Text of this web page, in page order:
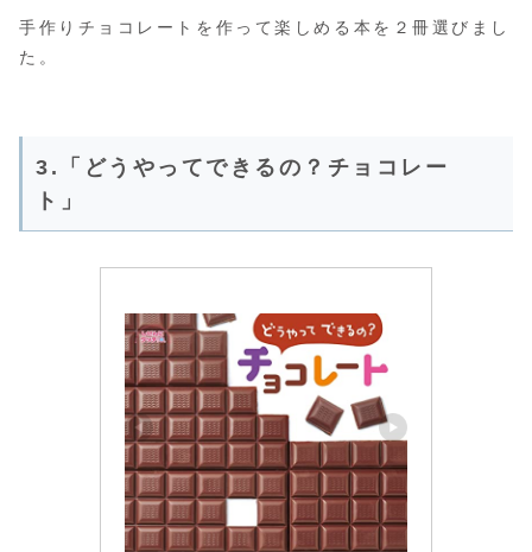
手作りチョコレートを作って楽しめる本を２冊選びまし
た。
3.「どうやってできるの？チョコレー
ト」